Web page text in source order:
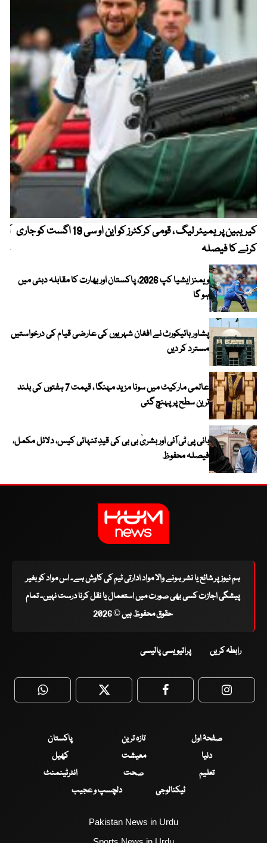
کیریبین پریمیئر لیگ ، قومی کرکٹرز کو این او سی 19 اگست کو جاری
کرنے کا فیصلہ
ویمنز ایشیا کپ 2026، پاکستان اور بھارت کا مقابلہ دبئی میں
ہو گا
پشاور ہائیکورٹ نے افغان شہریوں کی عارضی قیام کی درخواستیں
مسترد کر دیں
عالمی مارکیٹ میں سونا مزید مہنگا ، قیمت 7 ہفتوں کی بلند
ترین سطح پر پہنچ گئی
بانی پی ٹی آئی اور بشریٰ بی بی کی قیدِ تنہائی کیس، دلائل مکمل،
فیصلہ محفوظ
ہم نیوز پر شائع یا نشر ہونے والا مواد ادارتی ٹیم کی کاوش ہے۔ اس مواد کو بغیر
پیشگی اجازت کسی بھی صورت میں استعمال یا نقل کرنا درست نہیں۔ تمام
حقوق محفوظ ہیں © 2026
رابطہ کریں پرائیویسی پالیسی
WhatsApp Twitter Facebook
صفحۂ اول تازہ ترین
پاکستان
دنیا
معیشت
کھیل
تعلیم
صحت
انٹرٹینمنٹ
ٹیکنالوجی
دلچسپ و عجیب
Pakistan News in Urdu